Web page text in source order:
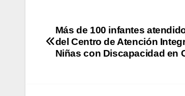
Más de 100 infantes
del Centro de Atención
Niñas con Discapacidad en